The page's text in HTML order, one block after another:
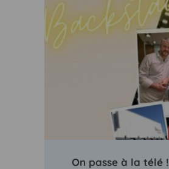
On passe à la télé !